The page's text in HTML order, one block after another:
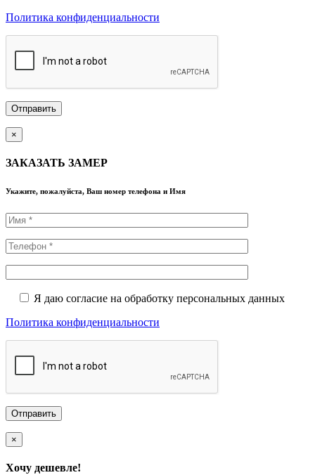
Политика конфиденциальности
×
ЗАКАЗАТЬ ЗАМЕР
Укажите, пожалуйста, Ваш номер телефона и Имя
Я даю согласие на обработку персональных данных
Политика конфиденциальности
×
Хочу дешевле!